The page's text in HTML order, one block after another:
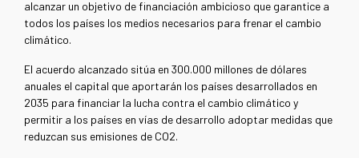
alcanzar un objetivo de financiación ambicioso que garantice a
todos los países los medios necesarios para frenar el cambio
climático.
El acuerdo alcanzado sitúa en 300.000 millones de dólares
anuales el capital que aportarán los países desarrollados en
2035 para financiar la lucha contra el cambio climático y
permitir a los países en vías de desarrollo adoptar medidas que
reduzcan sus emisiones de CO2.